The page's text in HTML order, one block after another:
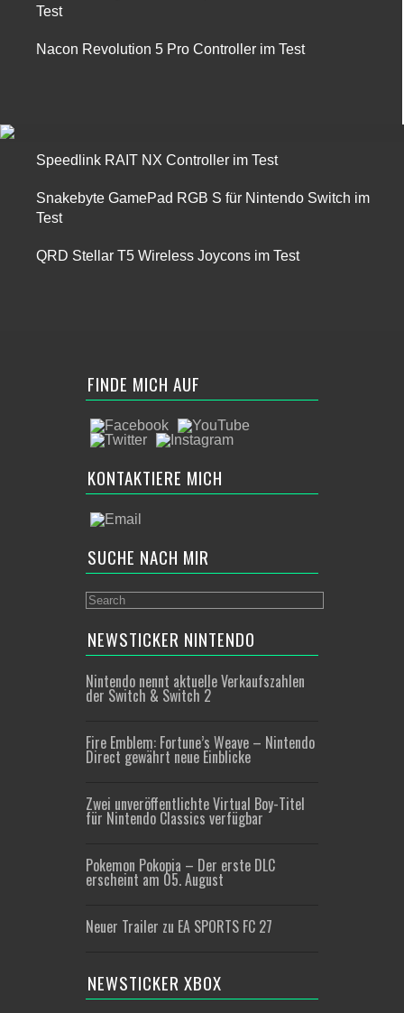
Test
Nacon Revolution 5 Pro Controller im Test
Speedlink RAIT NX Controller im Test
Snakebyte GamePad RGB S für Nintendo Switch im
Test
QRD Stellar T5 Wireless Joycons im Test
FINDE MICH AUF
KONTAKTIERE MICH
SUCHE NACH MIR
NEWSTICKER NINTENDO
Nintendo nennt aktuelle Verkaufszahlen
der Switch & Switch 2
Fire Emblem: Fortune’s Weave – Nintendo
Direct gewährt neue Einblicke
Zwei unveröffentlichte Virtual Boy-Titel
für Nintendo Classics verfügbar
Pokemon Pokopia – Der erste DLC
erscheint am 05. August
Neuer Trailer zu EA SPORTS FC 27
NEWSTICKER XBOX